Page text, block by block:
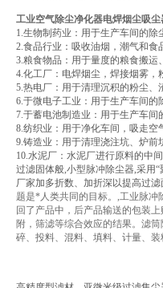
工业空气除尘净化器电焊烟尘吸尘
1.生物制药业：用于生产车间的除
2.食品行业：吸收油烟，潮气和食
3.粮食物品：用于量度的粮食搬运
4.化工厂：电焊烟尘，焊接烟雾
5.热电厂：用于清理沉积的粉尘
6.于微电子工业：用于生产车间
7.于蓄电池制造业：用于生产车间
8.纺织业：用于净化车间，吸走空
9.铸造业：用于清理浇注坑、炉
10.水泥厂：水泥厂进行原料的中
过滤固体般,小型脉冲除尘器,采用
厂家加多折数、加折深以提高过滤
题是*人类共同的目标。,工业脉
回了产品中，后产品输送的包装
附，筛滤等综合效应的结果。滤
碎、投料、混料、填料、计量、